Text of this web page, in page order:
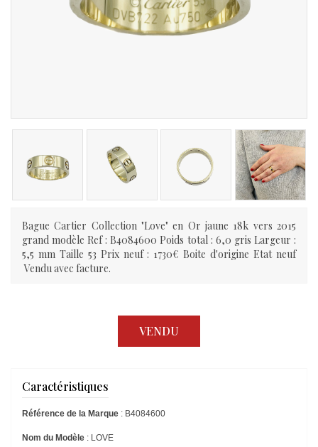
Bague Cartier Collection "Love" en Or jaune 18k vers 2015
grand modèle Ref : B4084600 Poids total : 6,0 gris Largeur :
5,5 mm Taille 53 Prix neuf : 1730€ Boite d'origine Etat neuf
Vendu avec facture.
VENDU
Caractéristiques
Référence de la Marque : B4084600
Nom du Modèle : LOVE